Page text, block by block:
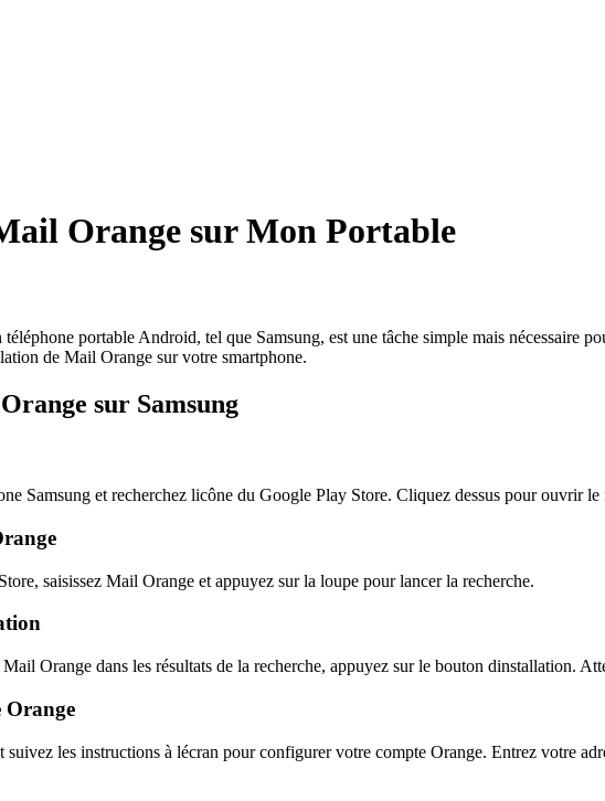
Orange sur Mon Portable
portable Android, tel que Samsung, est une tâche simple mais nécessaire
de Mail Orange sur votre smartphone.
sur Samsung
Samsung et recherchez licône du Google Play Store. Cliquez dessus pour ouvrir le
saisissez Mail Orange et appuyez sur la loupe pour lancer la recherche.
Orange dans les résultats de la recherche, appuyez sur le bouton dinstallation.
Orange
les instructions à lécran pour configurer votre compte Orange. Entrez votre